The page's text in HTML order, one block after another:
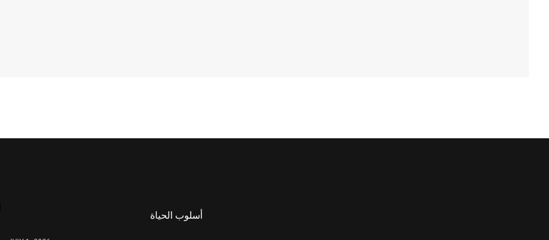
أسلوب الحياة